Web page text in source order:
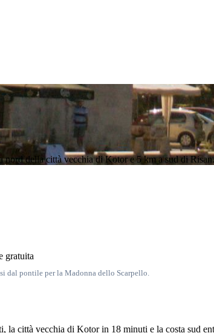
della città vecchia di Kotor e 5 km a sud di Risan.
gratuita
dal pontile per la Madonna dello Scarpello.
città vecchia di Kotor in 18 minuti e la costa sud